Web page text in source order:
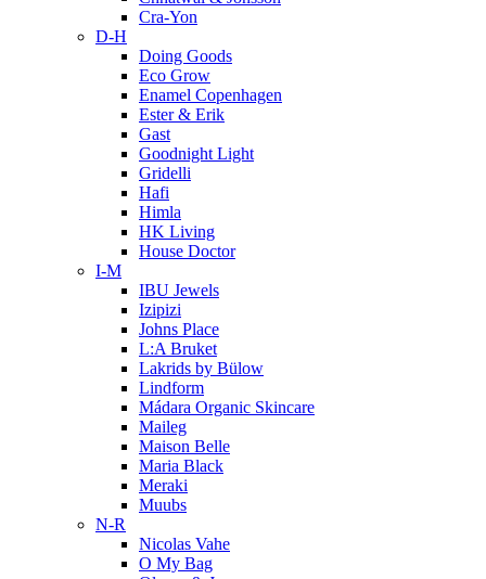
Cra-Yon
D-H
Doing Goods
Eco Grow
Enamel Copenhagen
Ester & Erik
Gast
Goodnight Light
Gridelli
Hafi
Himla
HK Living
House Doctor
I-M
IBU Jewels
Izipizi
Johns Place
L:A Bruket
Lakrids by Bülow
Lindform
Mádara Organic Skincare
Maileg
Maison Belle
Maria Black
Meraki
Muubs
N-R
Nicolas Vahe
O My Bag